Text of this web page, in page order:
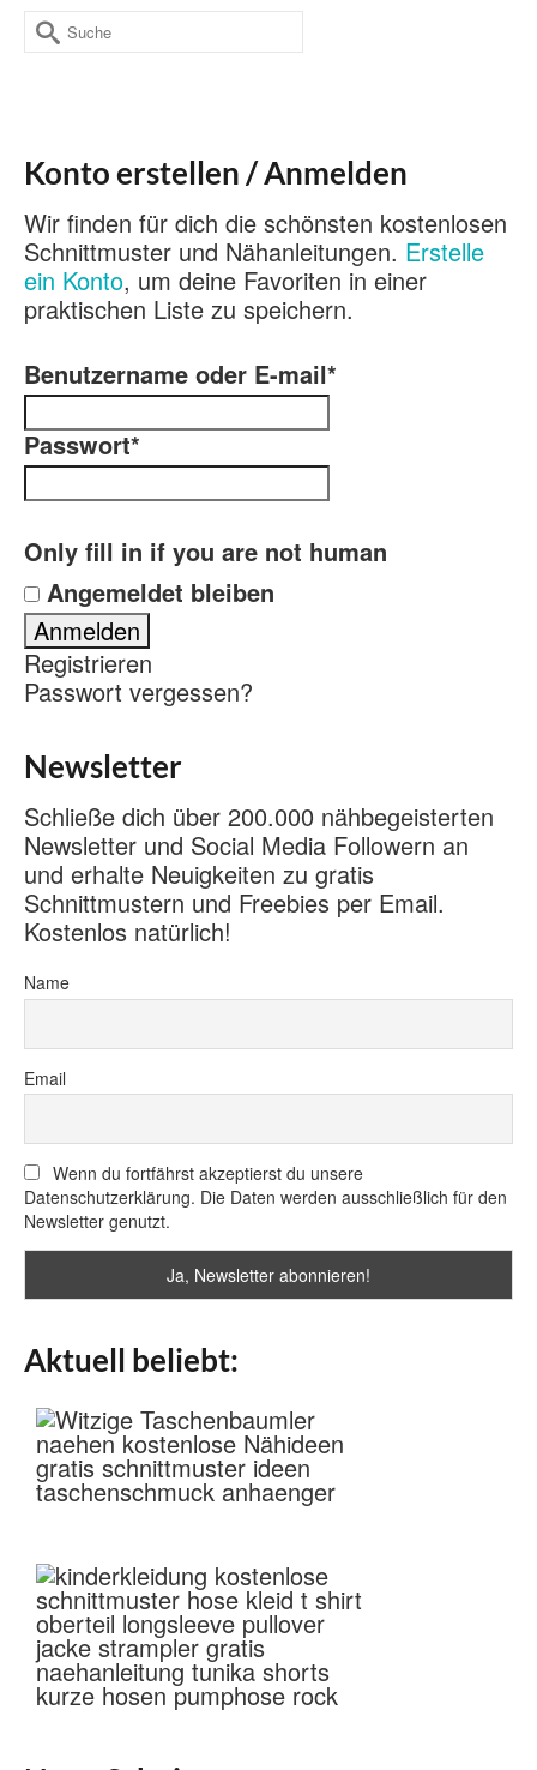
Suche
nach:
Konto erstellen / Anmelden
Wir finden für dich die schönsten kostenlosen
Schnittmuster und Nähanleitungen. Erstelle
ein Konto, um deine Favoriten in einer
praktischen Liste zu speichern.
Benutzername oder E-mail*
Passwort*
Only fill in if you are not human
Angemeldet bleiben
Registrieren
Passwort vergessen?
Newsletter
Schließe dich über 200.000 nähbegeisterten
Newsletter und Social Media Followern an
und erhalte Neuigkeiten zu gratis
Schnittmustern und Freebies per Email.
Kostenlos natürlich!
Name
Email
Wenn du fortfährst akzeptierst du unsere
Datenschutzerklärung. Die Daten werden ausschließlich für den
Newsletter genutzt.
Aktuell beliebt: